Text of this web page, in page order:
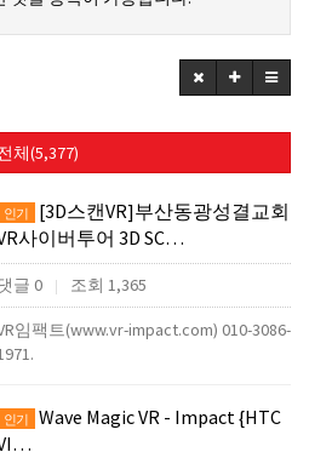
체(5,377)
인기
[3D스캔VR]부산동광성결교회
사이버투어 3D SC…
글 0 조회 1,365
임팩트(www.vr-impact.com) 010-3086-
인기
Wave Magic VR - Impact {HTC